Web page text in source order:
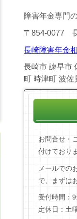
障害年金専門
〒854-0077
長崎障害年金
長崎市 諫早市
町 時津町 波
お問合せ・
付けており
メールでの
で、まずは
受付時間：
定休日：土